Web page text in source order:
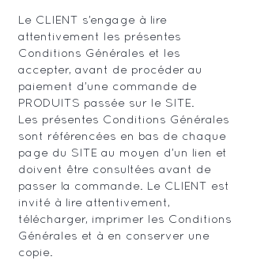
Le CLIENT s’engage à lire
attentivement les présentes
Conditions Générales et les
accepter, avant de procéder au
paiement d’une commande de
PRODUITS passée sur le SITE.
Les présentes Conditions Générales
sont référencées en bas de chaque
page du SITE au moyen d’un lien et
doivent être consultées avant de
passer la commande. Le CLIENT est
invité à lire attentivement,
télécharger, imprimer les Conditions
Générales et à en conserver une
copie.